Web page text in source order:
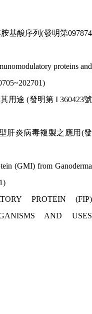
基酸序列(發明第097874
proteins and
用途 (發明第I 360423號
肝炎病毒複製之應用 (發
(GMI) from Ganoderma
PROTEIN (FIP)
AND USES